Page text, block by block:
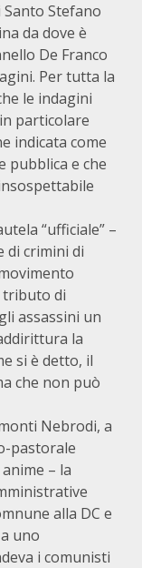
Stefano
da dove è
De Franco
Per tutta la
le indagini
particolare
indicata come
pubblica e che
“ufficiale” –
di crimini di
tributo di
assassini un
la
si è detto, il
che non può
Nebrodi, a
pastorale
– la
alla DC e
uno
i comunisti